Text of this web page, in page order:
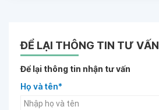
ĐỂ LẠI THÔNG TIN TƯ VẤN
Để lại thông tin nhận tư vấn
Họ và tên*